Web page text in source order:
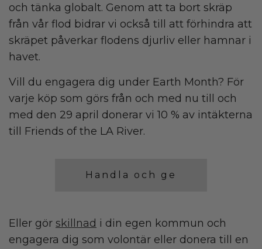
och tänka globalt. Genom att ta bort skräp
från vår flod bidrar vi också till att förhindra att
skräpet påverkar flodens djurliv eller hamnar i
havet.
Vill du engagera dig under Earth Month? För
varje köp som görs från och med nu till och
med den 29 april donerar vi 10 % av intäkterna
till Friends of the LA River.
Handla och ge
Eller gör skillnad i din egen kommun och
engagera dig som volontär eller donera till en